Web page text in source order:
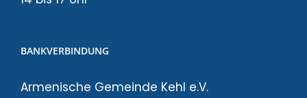
BANKVERBINDUNG
Armenische Gemeinde Kehl e.V.